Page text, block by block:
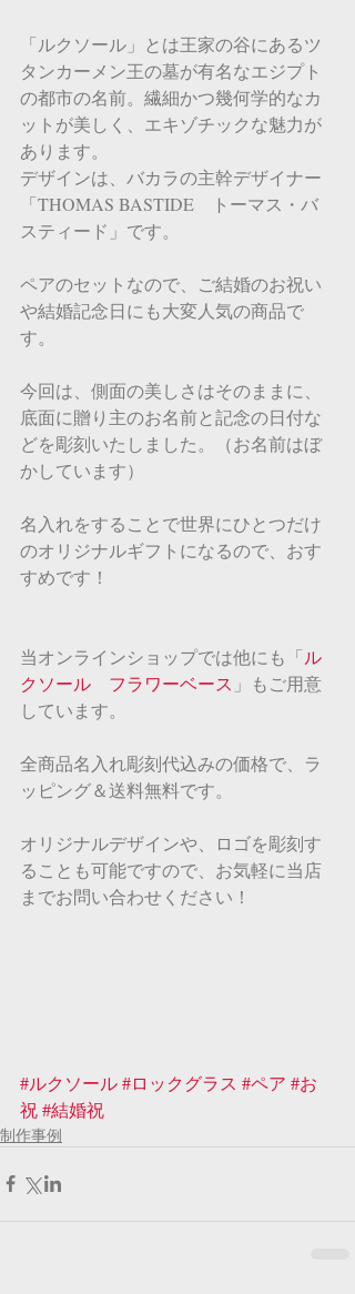
「ルクソール」とは王家の谷にあるツ
タンカーメン王の墓が有名なエジプト
の都市の名前。繊細かつ幾何学的なカ
ットが美しく、エキゾチックな魅力が
あります。
デザインは、バカラの主幹デザイナー
「THOMAS BASTIDE　トーマス・バ
スティード」です。
ペアのセットなので、ご結婚のお祝い
や結婚記念日にも大変人気の商品で
す。
今回は、側面の美しさはそのままに、
底面に贈り主のお名前と記念の日付な
どを彫刻いたしました。（お名前はぼ
かしています）
名入れをすることで世界にひとつだけ
のオリジナルギフトになるので、おす
すめです！
当オンラインショップでは他にも「ル
クソール　フラワーベース 」もご用意
しています。
全商品名入れ彫刻代込みの価格で、ラ
ッピング＆送料無料です。
オリジナルデザインや、ロゴを彫刻す
ることも可能ですので、お気軽に当店
までお問い合わせください！
#ルクソール#ロックグラス #ペア #お
祝#結婚祝
制作事例